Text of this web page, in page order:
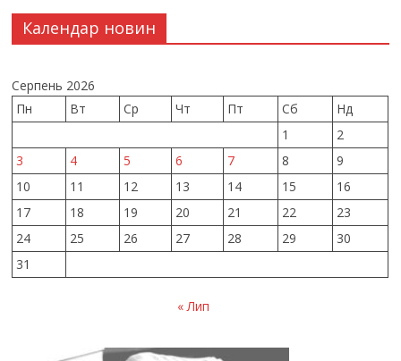
Календар новин
Серпень 2026
Пн
Вт Ср Чт Пт Сб
Нд
1
2
3
4 5 6 7 8
9
10
11 12 13 14 15
16
17
18 19 20 21 22
23
24
25 26 27 28 29
30
31
« Лип